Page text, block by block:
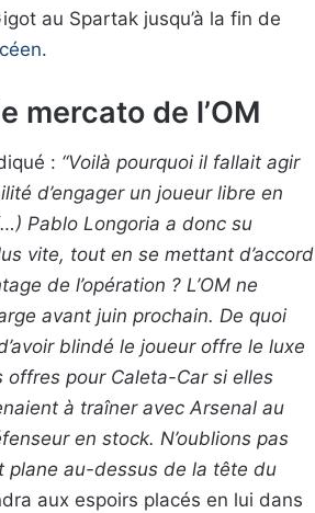
au Spartak jusqu’à la fin de
.
mercato de l’OM
: “Voilà pourquoi il fallait agir
d’engager un joueur libre en
Pablo Longoria a donc su
vite, tout en se mettant d’accord
de l’opération ? L’OM ne
avant juin prochain. De quoi
blindé le joueur offre le luxe
offres pour Caleta-Car si elles
à traîner avec Arsenal au
en stock. N’oublions pas
plane au-dessus de la tête du
aux espoirs placés en lui dans